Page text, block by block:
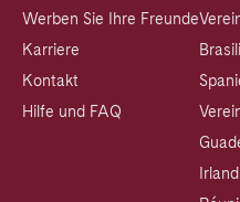
Werben Sie Ihre Freunde
Karriere
Kontakt
Hilfe und FAQ
Irland